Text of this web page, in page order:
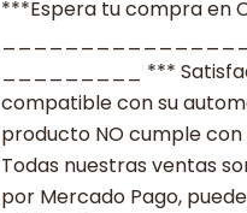
***Espera tu compra en
_________ ***
compatible con su
producto NO cumple con
Todas nuestras ventas
por Mercado Pago,